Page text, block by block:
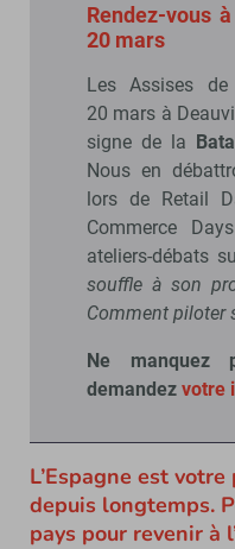
Rendez-vous
20 mars
Les Assises de
20 mars à
signe de la
Nous en
lors de Retail
Commerce
ateliers-débats
souffle à son
Comment piloter
Ne manquez
demandez votre
L’Espagne est
depuis longtemps.
pays pour revenir à